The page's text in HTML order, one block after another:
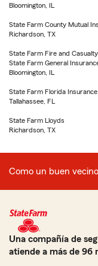
Bloomington, IL
State Farm County Mutual
Richardson, TX
State Farm Fire and
State Farm General
Bloomington, IL
State Farm Florida
Tallahassee, FL
State Farm Lloyds
Richardson, TX
Como un buen
Una compañía de
atiende a más de 96